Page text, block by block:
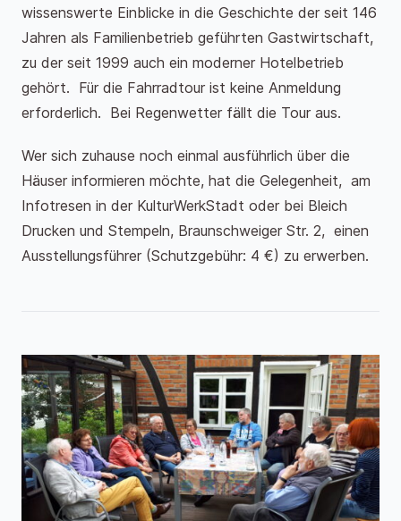
wissenswerte Einblicke in die Geschichte der seit 146
Jahren als Familienbetrieb geführten Gastwirtschaft,
zu der seit 1999 auch ein moderner Hotelbetrieb
gehört. Für die Fahrradtour ist keine Anmeldung
erforderlich. Bei Regenwetter fällt die Tour aus.
Wer sich zuhause noch einmal ausführlich über die
Häuser informieren möchte, hat die Gelegenheit, am
Infotresen in der KulturWerkStadt oder bei Bleich
Drucken und Stempeln, Braunschweiger Str. 2, einen
Ausstellungsführer (Schutzgebühr: 4 €) zu erwerben.